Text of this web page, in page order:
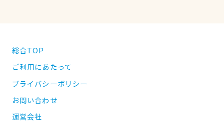
総合TOP
ご利用にあたって
プライバシーポリシー
お問い合わせ
運営会社